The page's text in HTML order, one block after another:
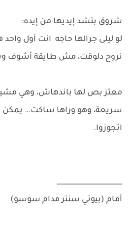
شروق بتشد إيديها من إيده:
لو ليلى جرالها حاجه انت أول واحد
نروح دلوقت، مش طايقة أشوف
معتز بص لها باندهاش، وهي
سريعة، وهو وراها ساكت… يمكن
اتجوزوا.
___________________
أمام (بيوتي سنتر مدام سوسو)